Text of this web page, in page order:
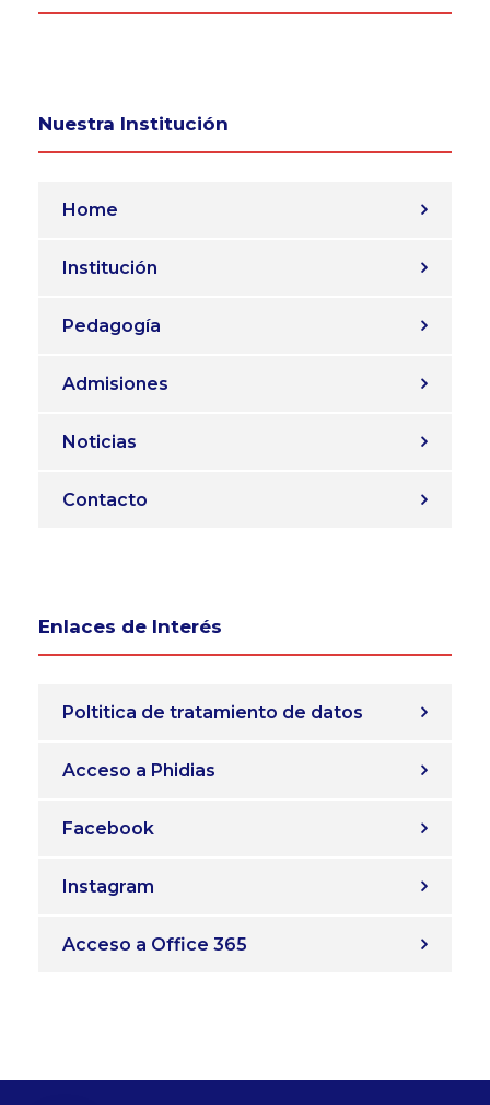
Nuestra Institución
Home
Institución
Pedagogía
Admisiones
Noticias
Contacto
Enlaces de Interés
Poltitica de tratamiento de datos
Acceso a Phidias
Facebook
Instagram
Acceso a Office 365